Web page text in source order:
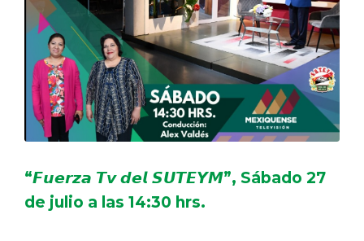
“𝙁𝙪𝙚𝙧𝙯𝙖 𝙏𝙫 𝙙𝙚𝙡 𝙎𝙐𝙏𝙀𝙔𝙈”, Sábado 27
de julio a las 14:30 hrs.